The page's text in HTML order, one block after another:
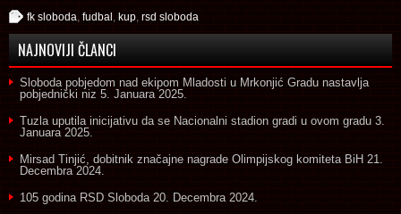
fk sloboda fudbal kup rsd sloboda
NAJNOVIJI ČLANCI
Sloboda pobjedom nad ekipom Mladosti u Mrkonjić Gradu nastavlja
pobjednički niz 5. Januara 2025.
Tuzla uputila inicijativu da se Nacionalni stadion gradi u ovom gradu 3.
Januara 2025.
Mirsad Tinjić, dobitnik značajne nagrade Olimpijskog komiteta BiH 21.
Decembra 2024.
105 godina RSD Sloboda 20. Decembra 2024.